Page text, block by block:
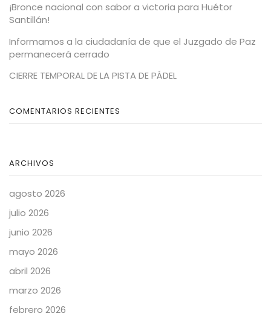
¡Bronce nacional con sabor a victoria para Huétor
Santillán!
Informamos a la ciudadanía de que el Juzgado de Paz
permanecerá cerrado
CIERRE TEMPORAL DE LA PISTA DE PÁDEL
COMENTARIOS RECIENTES
ARCHIVOS
agosto 2026
julio 2026
junio 2026
mayo 2026
abril 2026
marzo 2026
febrero 2026